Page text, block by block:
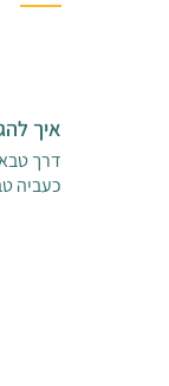
איך
דרך
כעביה